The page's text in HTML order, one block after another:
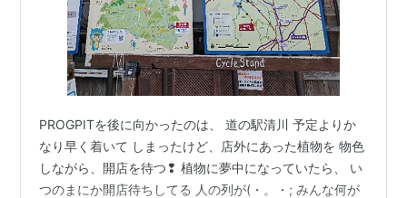
PROGPITを後に向かったのは、 道の駅清川 予定よりか
なり早く着いて しまったけど、店外にあった植物を 物色
しながら、開店を待つ❢ 植物に夢中になっていたら、 い
つのまにか開店待ちしてる 人の列が(・。・; みんな何が